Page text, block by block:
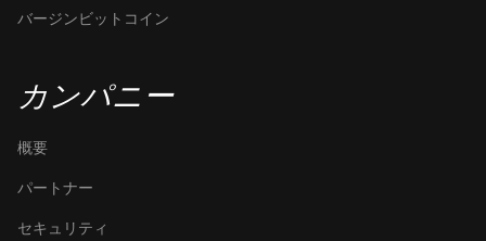
Canaan Avalon Made A1446
Canaan Avalon Mini 3
Canaan Avalon Nano 3S
Canaan Avalon Q
バージンビットコイン
カンパニー
概要
パートナー
セキュリティ